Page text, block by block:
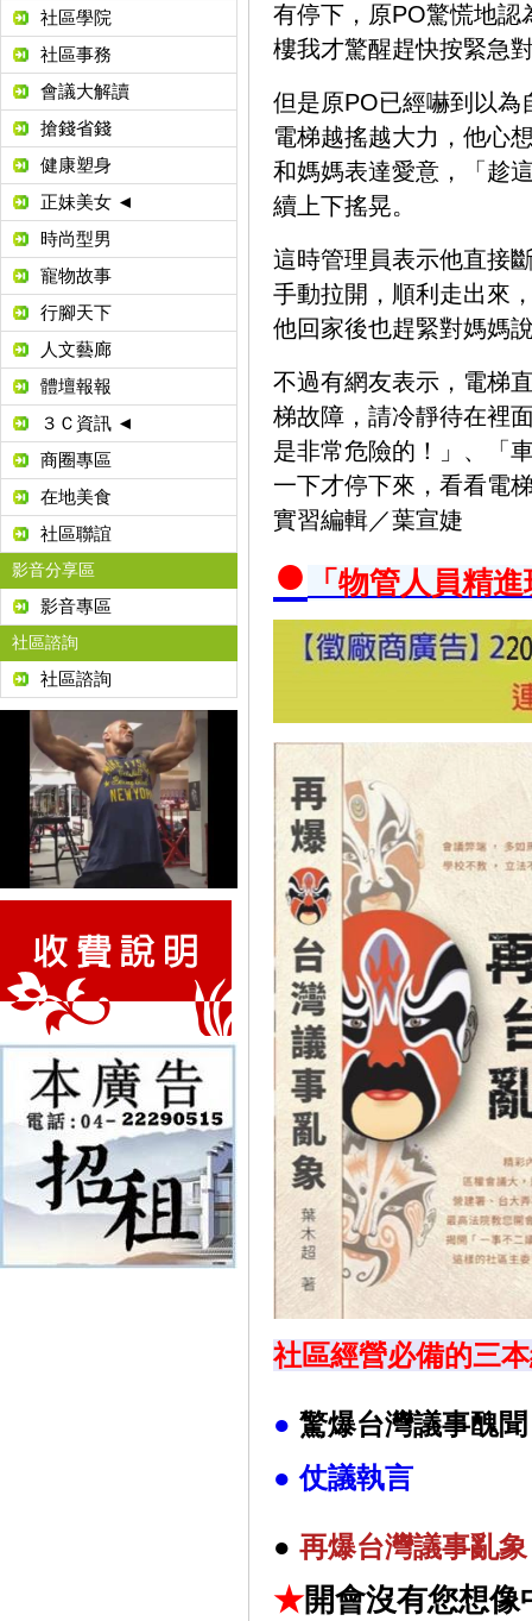
社區學院
社區事務
會議大解讀
搶錢省錢
健康塑身
正妹美女 ◄
時尚型男
寵物故事
行腳天下
人文藝廊
體壇報報
３Ｃ資訊 ◄
商圈專區
在地美食
社區聯誼
影音分享區
影音專區
社區諮詢
社區諮詢
有停下，原PO驚慌地認
樓我才驚醒趕快按緊急
但是原PO已經嚇到以為
電梯越搖越大力，他心
和媽媽表達愛意，「趁
續上下搖晃。
這時管理員表示他直接
手動拉開，順利走出來
他回家後也趕緊對媽媽
不過有網友表示，電梯
梯故障，請冷靜待在裡
是非常危險的！」、「
一下才停下來，看看電
實習編輯／葉宣婕
● 「物管人員精
社區經營必備的三
● 驚爆台灣議事醜聞
●仗議執言
● 再爆台灣議事亂象
★開會沒有您想像